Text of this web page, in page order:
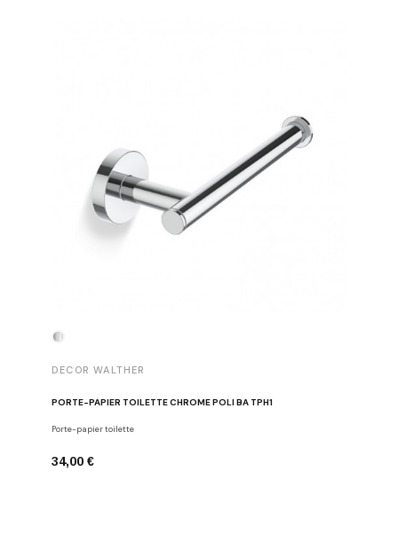
DECOR WALTHER
PORTE-PAPIER TOILETTE CHROME POLI BA TPH1
Porte-papier toilette
34,00 €